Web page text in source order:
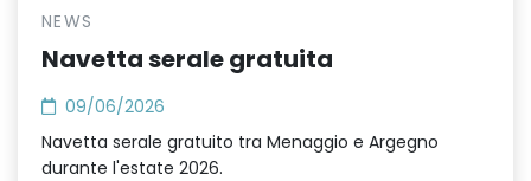
NEWS
Navetta serale gratuita
09/06/2026
Navetta serale gratuito tra Menaggio e Argegno
durante l'estate 2026.